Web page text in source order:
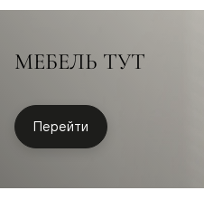
МЕБЕЛЬ ТУТ
Перейти